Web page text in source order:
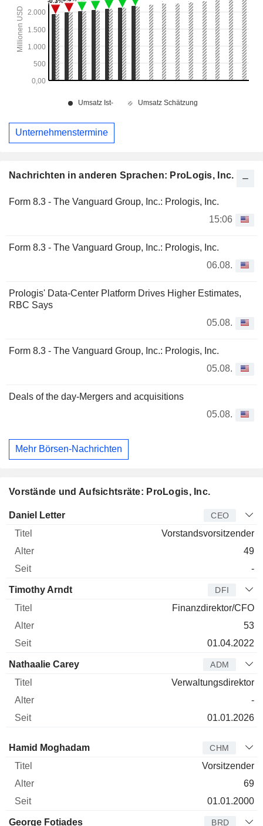
Nachrichten in anderen Sprachen: ProLogis, Inc.
Form 8.3 - The Vanguard Group, Inc.: Prologis, Inc.
15:06
Form 8.3 - The Vanguard Group, Inc.: Prologis, Inc.
06.08.
Prologis' Data-Center Platform Drives Higher Estimates,
RBC Says
05.08.
Form 8.3 - The Vanguard Group, Inc.: Prologis, Inc.
05.08.
Deals of the day-Mergers and acquisitions
05.08.
Mehr Börsen-Nachrichten
Vorstände und Aufsichtsräte: ProLogis, Inc.
Manager Titel
Daniel Letter CEO
Vorstandsvorsitzender
49
-
Timothy Arndt DFI
Finanzdirektor/CFO
53
01.04.2022
Nathaalie Carey ADM
Verwaltungsdirektor
-
01.01.2026
Verwaltungsratsmitglied
Hamid Moghadam CHM
Vorsitzender
69
01.01.2000
George Fotiades BRD
Unternehmenstermine